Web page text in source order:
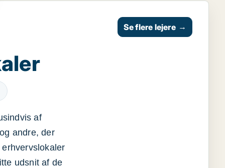
af
andre, der
udsnit af de
Se flere lejere →